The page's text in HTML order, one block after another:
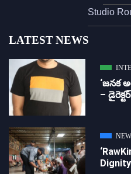
Studio
LATEST NEWS
‘జ‌న‌క
– డైరెక్ట‌ర్